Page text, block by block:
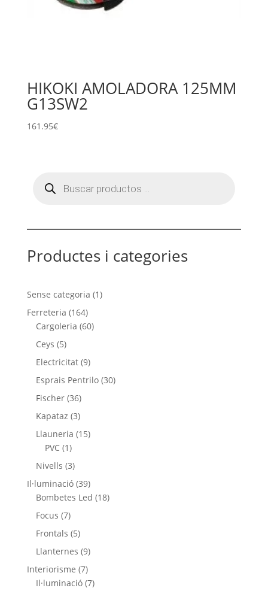
HIKOKI AMOLADORA 125MM
G13SW2
161.95€
search
Productes i categories
Sense categoria 11
Ferreteria 164164
productes
Cargoleria 6060
Ceys 55
productes
Electricitat 99
productes
Esprais Pentrilo 3030
Fischer 3636
productes
Kapataz 33
productes
Llauneria 1515
PVC 11
producte
Nivells 33
productes
Il·luminació 3939
productes
Bombetes Led 1818
Focus 77
productes
Frontals 55
productes
Llanternes 99
Interiorisme 77
productes
Il·luminació 77